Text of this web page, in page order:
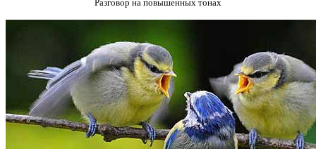
Разговор на повышенных тонах